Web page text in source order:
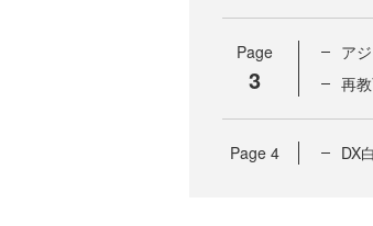
Page
3
ア
再
Page 4 DX